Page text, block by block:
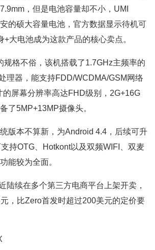
，但是电池容量却不小，UMI
的硕大容量电池，官方数据显示待机可
+大电池成为这款产品的核心卖点。
规格不俗，该机搭载了1.7GHz主频率的
理器，能支持FDD/WCDMA/GSM网络
的屏幕分辨率高达FHD级别，2G+16G
了5MP+13MP摄像头。
版本不算新，为Android 4.4，后续可升
持OTG、Hotkont以及双频WIFI、双麦
能较为全面。
陆续在多个第三方电商平台上架开卖，
，比Zero首发时超过200美元的定价要